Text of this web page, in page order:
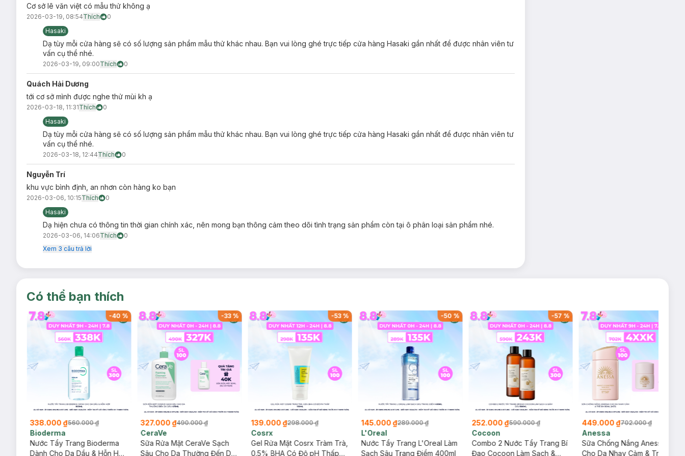
Cơ sở lê văn việt có mẫu thử không ạ
2026-03-19, 08:54Thích
0
Hasaki
Dạ tùy mỗi cửa hàng sẽ có số lượng sản phẩm mẫu thử khác nhau. Bạn vui lòng ghé trực tiếp cửa hàng Hasaki gần nhất để được nhân viên tư
vấn cụ thể nhé.
2026-03-19, 09:00Thích 0
Quách Hải Dương
tới cơ sở mình được nghe thử mùi kh ạ
2026-03-18, 11:31Thích
0
Hasaki
Dạ tùy mỗi cửa hàng sẽ có số lượng sản phẩm mẫu thử khác nhau. Bạn vui lòng ghé trực tiếp cửa hàng Hasaki gần nhất để được nhân viên tư
vấn cụ thể nhé.
2026-03-18, 12:44Thích 0
Nguyễn Trí
khu vực bình định, an nhơn còn hàng ko bạn
2026-03-06, 10:15Thích
0
Hasaki
Dạ hiện chưa có thông tin thời gian chính xác, nên mong bạn thông cảm theo dõi tình trạng sản phẩm còn tại ô phân loại sản phẩm nhé.
2026-03-06, 14:06Thích
0
Xem 3 câu trả lời
Có thể bạn thích
-40 %
338.000 ₫560.000 ₫
Bioderma
Nước Tẩy Trang Bioderma
Dành Cho Da Dầu & Hỗn Hợp
-33%
327.000 ₫490.000 ₫
CeraVe
Sữa Rửa Mặt CeraVe Sạch
Sâu Cho Da Thường Đến Da
-53%
139.000 ₫298.000 ₫
Cosrx
Gel Rửa Mặt Cosrx Tràm Trà,
0.5% BHA Có Độ pH Thấp
-50 %
145.000 ₫289.000 ₫
L'Oreal
Nước Tẩy Trang L'Oreal Làm
Sạch Sâu Trang Điểm 400ml
-57 %
252.000 ₫590.000 ₫
Cocoon
Combo 2 Nước Tẩy Trang Bí
Đao Cocoon Làm Sạch &
449.000 ₫702.000 ₫
Anessa
Sữa Chống Nắng Anessa
Cho Da Nhạy Cảm & Trẻ Em